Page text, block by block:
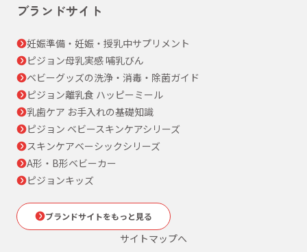
ブランドサイト
妊娠準備・妊娠・授乳中サプリメント
ピジョン母乳実感 哺乳びん
ベビーグッズの洗浄・消毒・除菌ガイド
ピジョン離乳食 ハッピーミール
乳歯ケア お手入れの基礎知識
ピジョン ベビースキンケアシリーズ
スキンケアベーシックシリーズ
A形・B形ベビーカー
ピジョンキッズ
ブランドサイトをもっと見る
サイトマップへ